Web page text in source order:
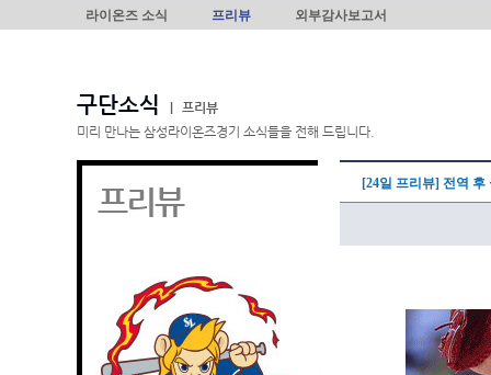
라이온즈 소식 프리뷰 외부감사보고서
구단소식
프리뷰
미리 만나는 삼성라이온즈경기 소식들을 전해 드립니다.
프리뷰 [24일 프리뷰] 전역